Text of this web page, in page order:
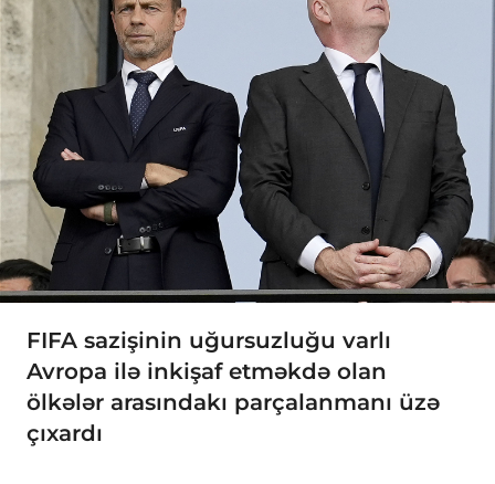
FIFA sazişinin uğursuzluğu varlı
Avropa ilə inkişaf etməkdə olan
ölkələr arasındakı parçalanmanı üzə
çıxardı